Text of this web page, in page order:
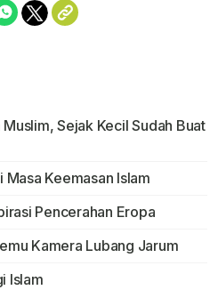
Sejak Kecil Sudah Buat
Keemasan Islam
Pencerahan Eropa
Kamera Lubang Jarum
Islam